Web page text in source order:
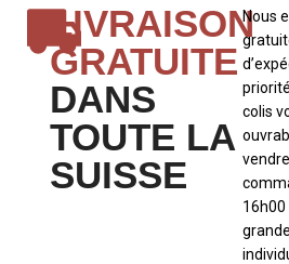
LIVRAISON
GRATUITE
DANS
TOUTE LA
SUISSE
Nous
colis
16h00